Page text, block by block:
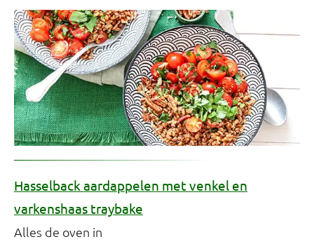
Hasselback aardappelen met venkel en
varkenshaas traybake
Alles de oven in